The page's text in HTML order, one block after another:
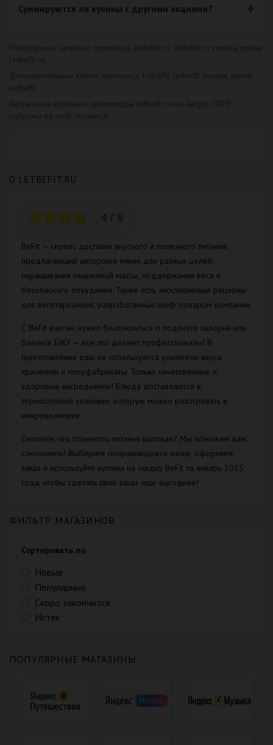
Суммируются ли купоны с другими акциями?
О LETBEFIT.RU
4 / 5
BeFit — сервис доставки вкусного и полезного питания,
предлагающий авторские меню для разных целей:
наращивания мышечной массы, поддержания веса и
безопасного похудения. Также есть эксклюзивные рационы
для вегетарианцев, разработанные шеф-поваром компании.
С BeFit вам не нужно беспокоиться о подсчете калорий или
балансе БЖУ — все это делают профессионалы! В
приготовлении еды не используются усилители вкуса,
красители и полуфабрикаты. Только качественные и
здоровые ингредиенты! Блюда доставляются в
термостойкой упаковке, которую можно разогревать в
микроволновке.
Считаете, что стоимость питания высокая? Мы поможем вам
сэкономить! Выберите понравившееся меню, оформите
заказ и используйте купоны на скидку BeFit за январь 2025
года, чтобы сделать свой заказ еще выгоднее!
ФИЛЬТР МАГАЗИНОВ
Сортировать по
Новые
Популярные
Скоро закончится
Истек
ПОПУЛЯРНЫЕ МАГАЗИНЫ